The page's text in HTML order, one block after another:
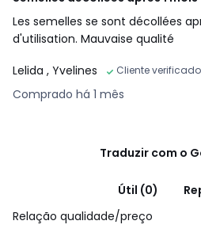
Les semelles se sont décollées
d'utilisation. Mauvaise qualité
Lelida , Yvelines Cliente verificado
Comprado há 1 mês
Traduzir com o
Útil (0)
Relação qualidade/preço